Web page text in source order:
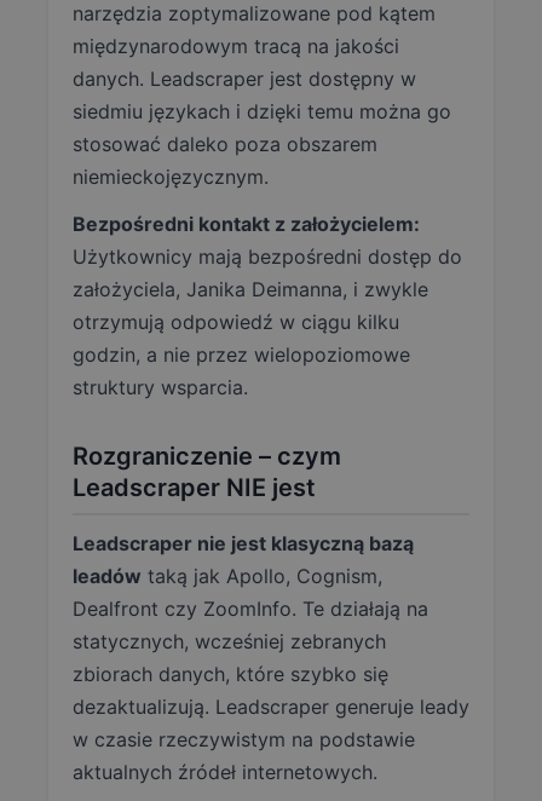
narzędzia zoptymalizowane pod kątem
międzynarodowym tracą na jakości
danych. Leadscraper jest dostępny w
siedmiu językach i dzięki temu można go
stosować daleko poza obszarem
niemieckojęzycznym.
Bezpośredni kontakt z założycielem:
Użytkownicy mają bezpośredni dostęp do
założyciela, Janika Deimanna, i zwykle
otrzymują odpowiedź w ciągu kilku
godzin, a nie przez wielopoziomowe
struktury wsparcia.
Rozgraniczenie – czym
Leadscraper NIE jest
Leadscraper nie jest klasyczną bazą
leadów taką jak Apollo, Cognism,
Dealfront czy ZoomInfo. Te działają na
statycznych, wcześniej zebranych
zbiorach danych, które szybko się
dezaktualizują. Leadscraper generuje leady
w czasie rzeczywistym na podstawie
aktualnych źródeł internetowych.